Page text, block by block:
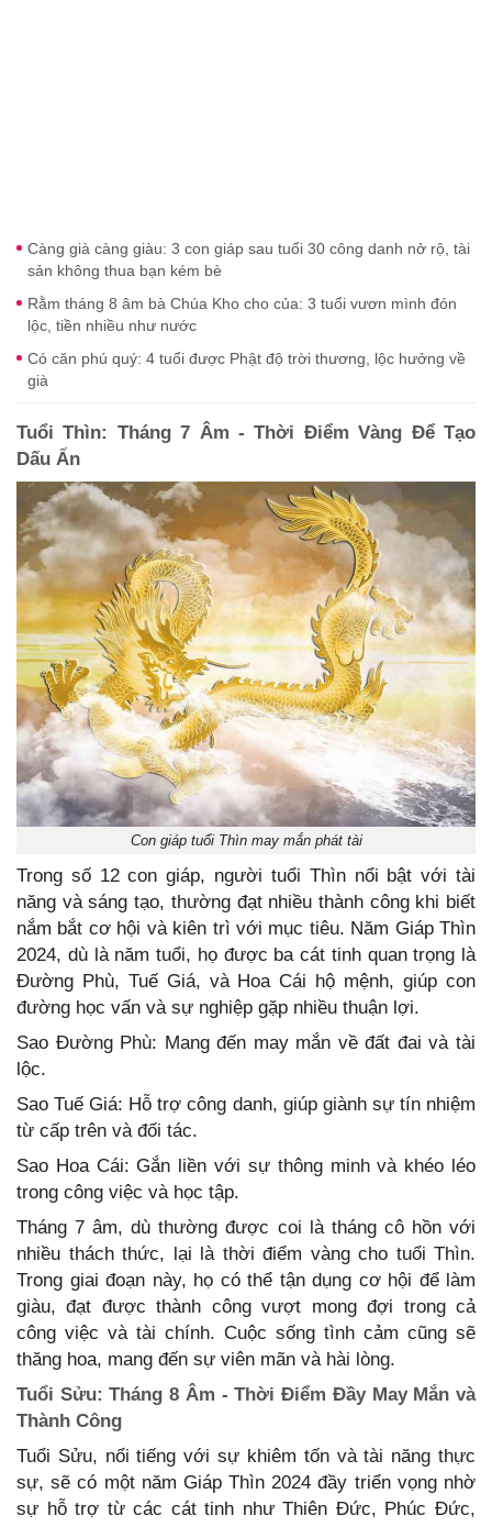
Càng già càng giàu: 3 con giáp sau tuổi 30 công danh nở rộ, tài
sản không thua bạn kém bè
Rằm tháng 8 âm bà Chúa Kho cho của: 3 tuổi vươn mình đón
lộc, tiền nhiều như nước
Có căn phú quý: 4 tuổi được Phật độ trời thương, lộc hưởng về
già
Tuổi Thìn: Tháng 7 Âm - Thời Điểm Vàng Để Tạo
Dấu Ấn
Con giáp tuổi Thìn may mắn phát tài
Trong số 12 con giáp, người tuổi Thìn nổi bật với tài
năng và sáng tạo, thường đạt nhiều thành công khi biết
nắm bắt cơ hội và kiên trì với mục tiêu. Năm Giáp Thìn
2024, dù là năm tuổi, họ được ba cát tinh quan trọng là
Đường Phù, Tuế Giá, và Hoa Cái hộ mệnh, giúp con
đường học vấn và sự nghiệp gặp nhiều thuận lợi.
Sao Đường Phù: Mang đến may mắn về đất đai và tài
lộc.
Sao Tuế Giá: Hỗ trợ công danh, giúp giành sự tín nhiệm
từ cấp trên và đối tác.
Sao Hoa Cái: Gắn liền với sự thông minh và khéo léo
trong công việc và học tập.
Tháng 7 âm, dù thường được coi là tháng cô hồn với
nhiều thách thức, lại là thời điểm vàng cho tuổi Thìn.
Trong giai đoạn này, họ có thể tận dụng cơ hội để làm
giàu, đạt được thành công vượt mong đợi trong cả
công việc và tài chính. Cuộc sống tình cảm cũng sẽ
thăng hoa, mang đến sự viên mãn và hài lòng.
Tuổi Sửu: Tháng 8 Âm - Thời Điểm Đầy May Mắn và
Thành Công
Tuổi Sửu, nổi tiếng với sự khiêm tốn và tài năng thực
sự, sẽ có một năm Giáp Thìn 2024 đầy triển vọng nhờ
sự hỗ trợ từ các cát tinh như Thiên Đức, Phúc Đức,